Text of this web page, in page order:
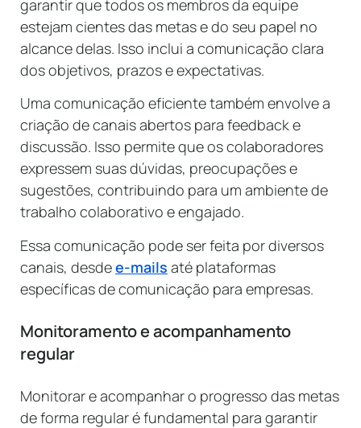
garantir que todos os membros da equipe
estejam cientes das metas e do seu papel no
alcance delas. Isso inclui a comunicação clara
dos objetivos, prazos e expectativas.
Uma comunicação eficiente também envolve a
criação de canais abertos para feedback e
discussão. Isso permite que os colaboradores
expressem suas dúvidas, preocupações e
sugestões, contribuindo para um ambiente de
trabalho colaborativo e engajado.
Essa comunicação pode ser feita por diversos
canais, desdee-mails até plataformas
específicas de comunicação para empresas.
Monitoramento e acompanhamento
regular
Monitorar e acompanhar o progresso das metas
de forma regular é fundamental para garantir